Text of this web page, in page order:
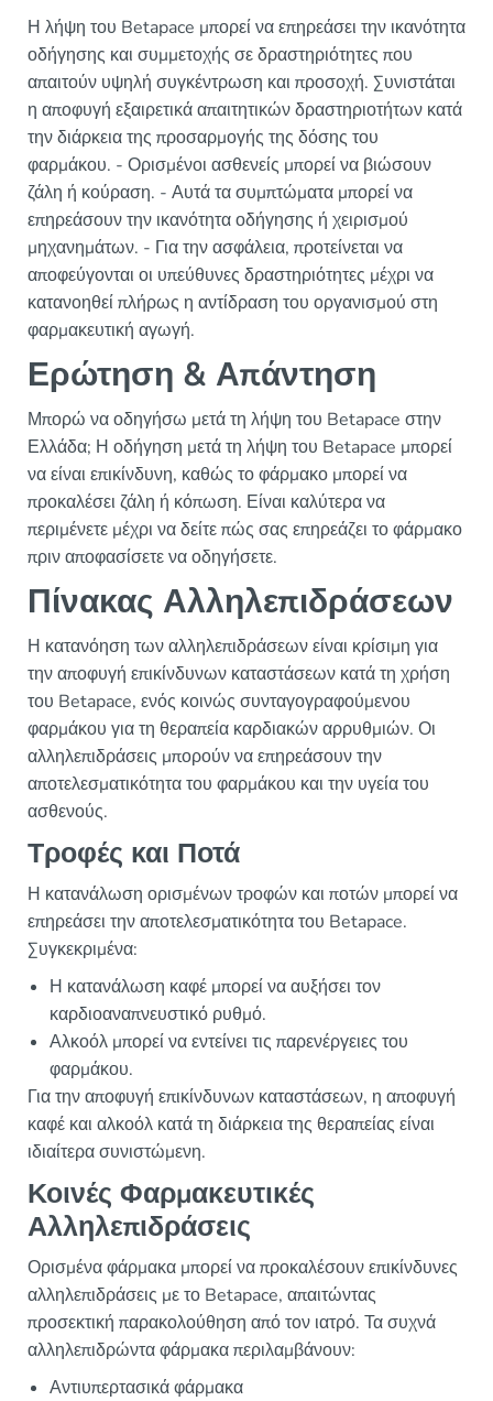
Η λήψη του Betapace μπορεί να επηρεάσει την ικανότητα
οδήγησης και συμμετοχής σε δραστηριότητες που
απαιτούν υψηλή συγκέντρωση και προσοχή. Συνιστάται
η αποφυγή εξαιρετικά απαιτητικών δραστηριοτήτων κατά
την διάρκεια της προσαρμογής της δόσης του
φαρμάκου. - Ορισμένοι ασθενείς μπορεί να βιώσουν
ζάλη ή κούραση. - Αυτά τα συμπτώματα μπορεί να
επηρεάσουν την ικανότητα οδήγησης ή χειρισμού
μηχανημάτων. - Για την ασφάλεια, προτείνεται να
αποφεύγονται οι υπεύθυνες δραστηριότητες μέχρι να
κατανοηθεί πλήρως η αντίδραση του οργανισμού στη
φαρμακευτική αγωγή.
Ερώτηση & Απάντηση
Μπορώ να οδηγήσω μετά τη λήψη του Betapace στην
Ελλάδα; Η οδήγηση μετά τη λήψη του Betapace μπορεί
να είναι επικίνδυνη, καθώς το φάρμακο μπορεί να
προκαλέσει ζάλη ή κόπωση. Είναι καλύτερα να
περιμένετε μέχρι να δείτε πώς σας επηρεάζει το φάρμακο
πριν αποφασίσετε να οδηγήσετε.
Πίνακας Αλληλεπιδράσεων
Η κατανόηση των αλληλεπιδράσεων είναι κρίσιμη για
την αποφυγή επικίνδυνων καταστάσεων κατά τη χρήση
του Betapace, ενός κοινώς συνταγογραφούμενου
φαρμάκου για τη θεραπεία καρδιακών αρρυθμιών. Οι
αλληλεπιδράσεις μπορούν να επηρεάσουν την
αποτελεσματικότητα του φαρμάκου και την υγεία του
ασθενούς.
Τροφές και Ποτά
Η κατανάλωση ορισμένων τροφών και ποτών μπορεί να
επηρεάσει την αποτελεσματικότητα του Betapace.
Συγκεκριμένα:
Η κατανάλωση καφέ μπορεί να αυξήσει τον
καρδιοαναπνευστικό ρυθμό.
Αλκοόλ μπορεί να εντείνει τις παρενέργειες του
φαρμάκου.
Για την αποφυγή επικίνδυνων καταστάσεων, η αποφυγή
καφέ και αλκοόλ κατά τη διάρκεια της θεραπείας είναι
ιδιαίτερα συνιστώμενη.
Κοινές Φαρμακευτικές
Αλληλεπιδράσεις
Ορισμένα φάρμακα μπορεί να προκαλέσουν επικίνδυνες
αλληλεπιδράσεις με το Betapace, απαιτώντας
προσεκτική παρακολούθηση από τον ιατρό. Τα συχνά
αλληλεπιδρώντα φάρμακα περιλαμβάνουν:
Αντιυπερτασικά φάρμακα